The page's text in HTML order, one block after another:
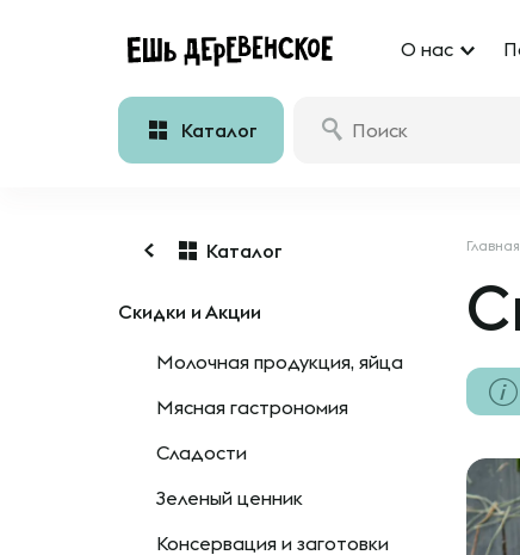
О нас
Каталог
Каталог
Скидки и Акции
Молочная продукция, яйца
Мясная гастрономия
Сладости
Зеленый ценник
Консервация и заготовки
Главная